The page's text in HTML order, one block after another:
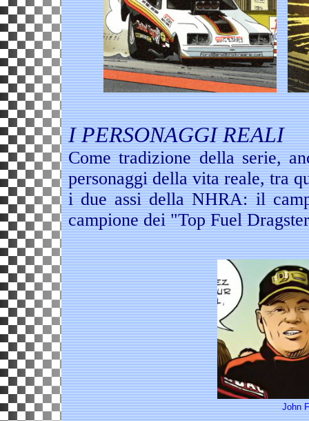
I PERSONAGGI REALI
Come tradizione della serie,
personaggi della vita reale, tra
i due assi della NHRA: il
campione dei "Top Fuel
John